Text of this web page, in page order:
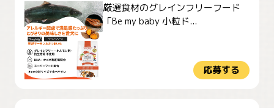
厳選食材のグレインフリーフード
「Be my baby 小粒ド...
応募する